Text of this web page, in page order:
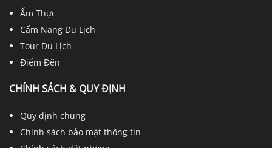
Ẩm Thực
Cẩm Nang Du Lịch
Tour Du Lịch
Điểm Đến
CHÍNH SÁCH & QUY ĐỊNH
Quy định chung
Chính sách bảo mật thông tin